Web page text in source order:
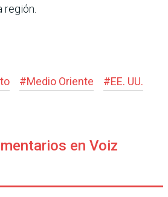
región.
#Medio Oriente #EE. UU.
en Voiz